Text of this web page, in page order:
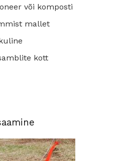
või komposti
mallet
kott